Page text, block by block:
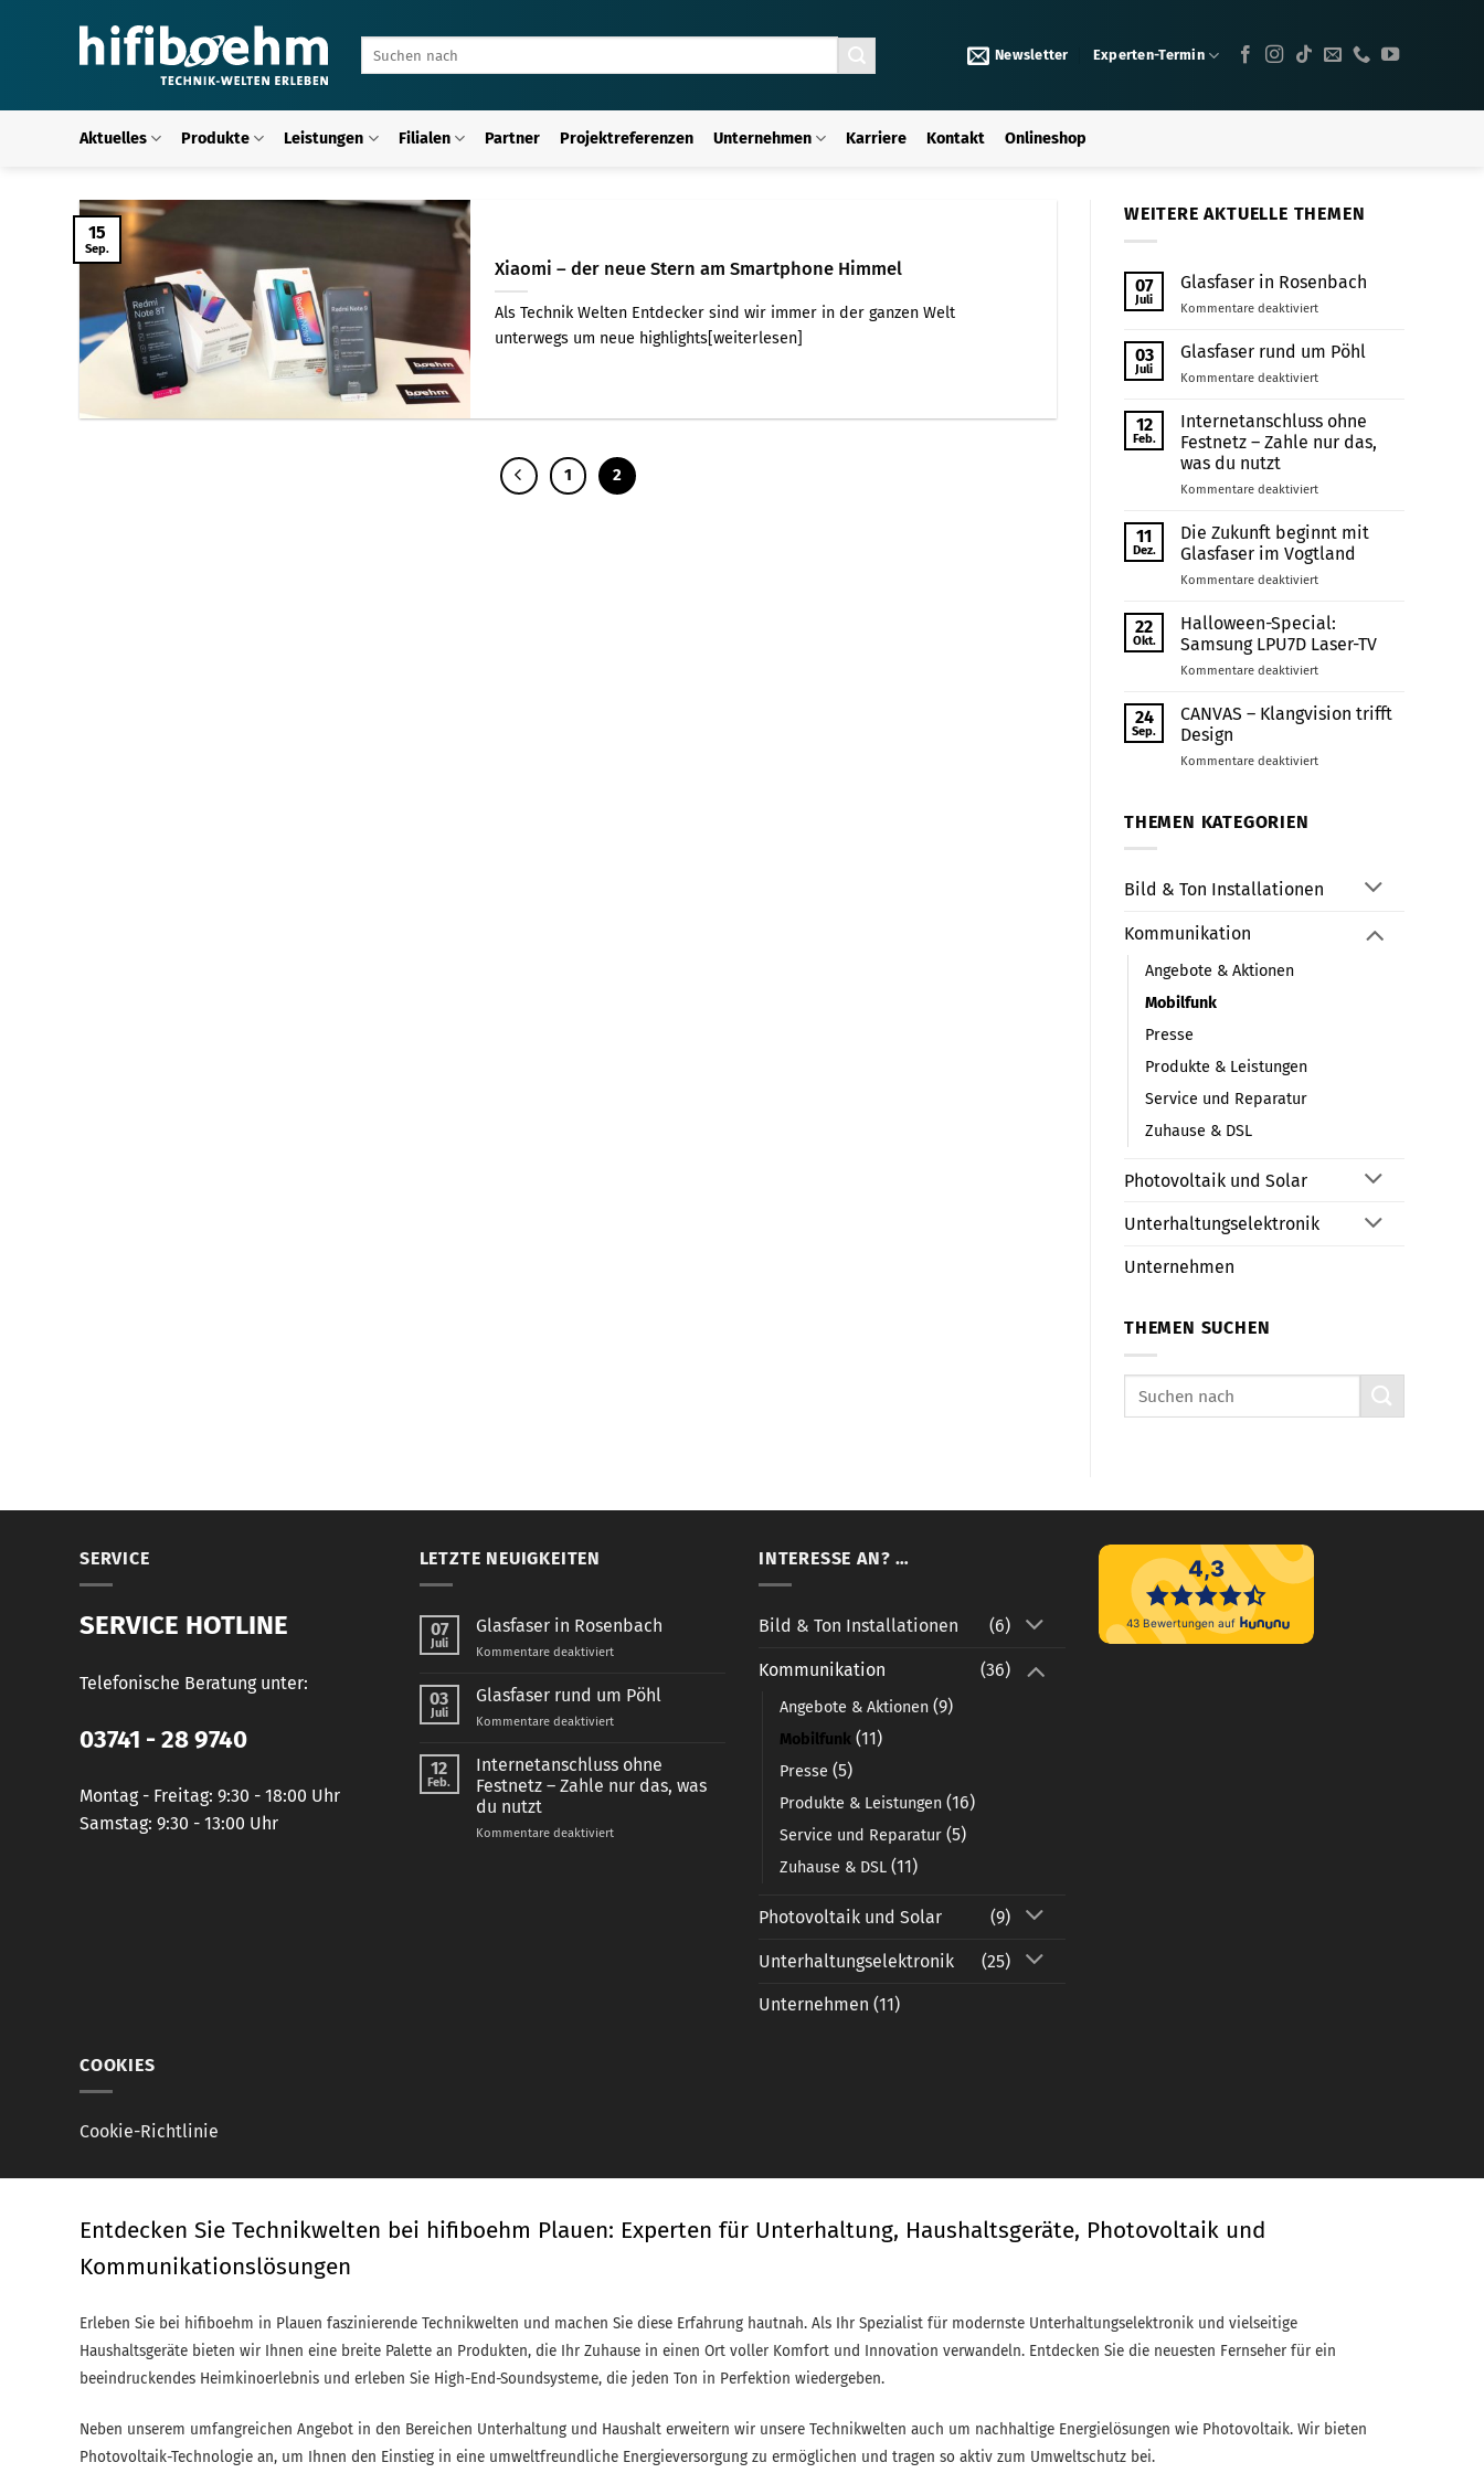
Newsletter Experten-Termin
Aktuelles Produkte Leistungen Filialen Partner Projektreferenzen Unternehmen Karriere Kontakt Onlineshop
Xiaomi – der neue Stern am Smartphone Himmel
Als Technik Welten Entdecker sind wir immer in der ganzen Welt
unterwegs um neue highlights[weiterlesen]
15
Sep.
1 2
WEITERE AKTUELLE THEMEN
07
Juli
Glasfaser in Rosenbach
Kommentare deaktiviertfür
03
Juli
Glasfaser rund um Pöhl
Kommentare deaktiviertfür
rund
Pöhl
12
Feb.
Internetanschluss ohne
Festnetz – Zahle nur das,
was du nutzt
Kommentare deaktiviertfür
ohne
Festnetz
–
Zahle
das,
was
nutzt
11
Dez.
Die Zukunft beginnt mit
Glasfaser im Vogtland
Kommentare deaktiviertfür
Zukunft
mit
Glasfaser
Vogtland
22
Okt.
Halloween-Special:
Samsung LPU7D Laser-TV
Kommentare deaktiviertfür
Special:
Laser-
24
Sep.
CANVAS – Klangvision trifft
Design
Kommentare deaktiviertfür
THEMEN KATEGORIEN
Bild & Ton Installationen
Kommunikation
Angebote & Aktionen
Mobilfunk
Presse
Produkte & Leistungen
Service und Reparatur
Zuhause & DSL
Photovoltaik und Solar
Unterhaltungselektronik
Unternehmen
THEMEN SUCHEN
SERVICE
SERVICE HOTLINE
Telefonische Beratung unter:
03741 - 28 9740
Montag - Freitag: 9:30 - 18:00 Uhr
Samstag: 9:30 - 13:00 Uhr
LETZTE NEUIGKEITEN
07
Juli
Glasfaser in Rosenbach
Kommentare deaktiviertfür
in
03
Juli
Glasfaser rund um Pöhl
Kommentare deaktiviertfür
rund
Pöhl
12
Feb.
Internetanschluss ohne
Festnetz – Zahle nur das, was
du nutzt
Kommentare deaktiviertfür
INTERESSE AN? …
Bild & Ton Installationen (6)
Kommunikation (36)
Angebote & Aktionen (9)
Mobilfunk (11)
Presse (5)
Produkte & Leistungen (16)
Service und Reparatur (5)
Zuhause & DSL (11)
Photovoltaik und Solar (9)
Unterhaltungselektronik (25)
Unternehmen (11)
COOKIES
Cookie-Richtlinie
Entdecken Sie Technikwelten bei hifiboehm Plauen: Experten für Unterhaltung, Haushaltsgeräte, Photovoltaik und
Kommunikationslösungen
Erleben Sie bei hifiboehm in Plauen faszinierende Technikwelten und machen Sie diese Erfahrung hautnah. Als Ihr Spezialist für modernste Unterhaltungselektronik und vielseitige
Haushaltsgeräte bieten wir Ihnen eine breite Palette an Produkten, die Ihr Zuhause in einen Ort voller Komfort und Innovation verwandeln. Entdecken Sie die neuesten Fernseher für ein
beeindruckendes Heimkinoerlebnis und erleben Sie High-End-Soundsysteme, die jeden Ton in Perfektion wiedergeben.
Neben unserem umfangreichen Angebot in den Bereichen Unterhaltung und Haushalt erweitern wir unsere Technikwelten auch um nachhaltige Energielösungen wie Photovoltaik. Wir bieten
Photovoltaik-Technologie an, um Ihnen den Einstieg in eine umweltfreundliche Energieversorgung zu ermöglichen und tragen so aktiv zum Umweltschutz bei.